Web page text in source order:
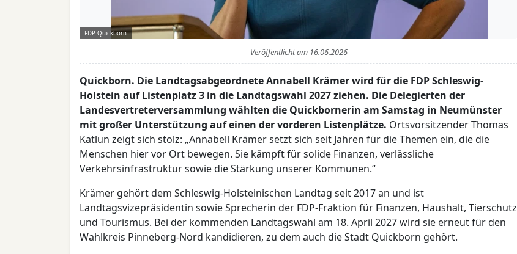
FDP Quickborn
Veröffentlicht am 16.06.2026
Quickborn. Die Landtagsabgeordnete Annabell Krämer wird für die FDP Schleswig-
Holstein auf Listenplatz 3 in die Landtagswahl 2027 ziehen. Die Delegierten der
Landesvertreterversammlung wählten die Quickbornerin am Samstag in Neumünster
mit großer Unterstützung auf einen der vorderen Listenplätze. Ortsvorsitzender Thomas
Katlun zeigt sich stolz: „Annabell Krämer setzt sich seit Jahren für die Themen ein, die die
Menschen hier vor Ort bewegen. Sie kämpft für solide Finanzen, verlässliche
Verkehrsinfrastruktur sowie die Stärkung unserer Kommunen.“
Krämer gehört dem Schleswig-Holsteinischen Landtag seit 2017 an und ist
Landtagsvizepräsidentin sowie Sprecherin der FDP-Fraktion für Finanzen, Haushalt, Tierschutz
und Tourismus. Bei der kommenden Landtagswahl am 18. April 2027 wird sie erneut für den
Wahlkreis Pinneberg-Nord kandidieren, zu dem auch die Stadt Quickborn gehört.